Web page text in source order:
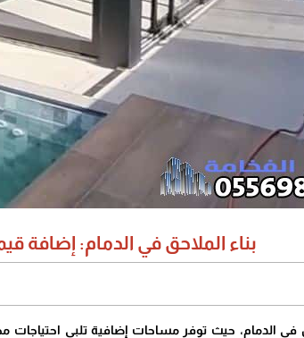
بناء الملاحق في الدمام: إضافة
في الدمام، حيث توفر مساحات إضافية تلبي